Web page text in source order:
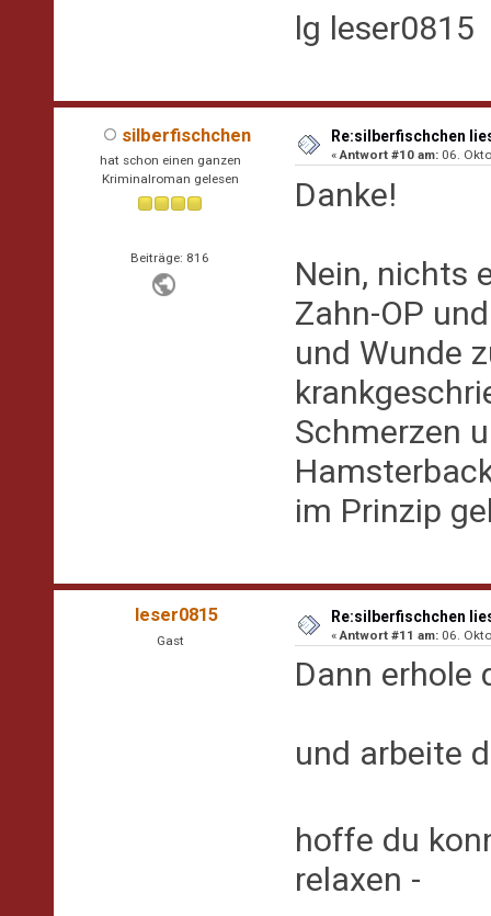
lg leser0815
silberfischchen
hat schon einen ganzen
Kriminalroman gelesen
Beiträge: 816
Re:silberfischchen
«Antwort #10 am: 06.
Danke!
Nein, nichts
Zahn-OP
und Wunde
Schmerzen
im Prinzip
leser0815
Gast
Re:silberfischchen
«Antwort #11 am: 06.
Dann
und arbeite
hoffe du
relaxen -